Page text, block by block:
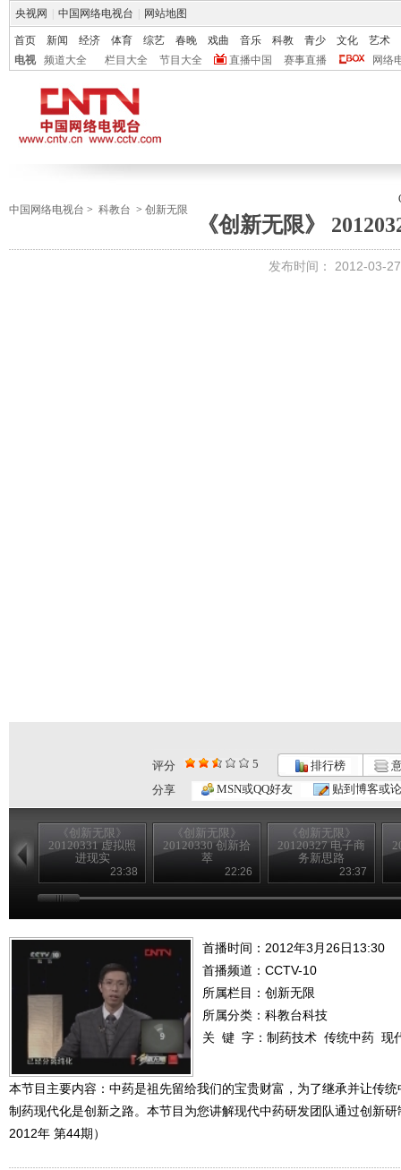
央视网 中国网络电视台 网站地图
首页 新闻 经济 体育 综艺 春晚 戏曲 音乐 科教 青少 文化
艺术
电视
频道大全 栏目大全 节目大全 直播中国 赛事直播 网络
中国网络电视台 > 科教台 > 创新无限
《创新无限》
发布时间： 2012-03-
评分 5 排行榜
分享
MSN或QQ好友 贴到博客或
《创新无限》
20120331 虚拟照
进现实
23:38
《创新无限》
20120330 创新拾
萃
22:26
《创新无限》
20120327 电子商
务新思路
23:37
首播时间：2012年3月26日13:30
首播频道： CCTV-10
所属栏目： 创新无限
所属分类：科教台科技
关 键 字： 制药技术 传统中药 现
本节目主要内容：中药是祖先留给我们的宝贵财富，为了继承并让传
制药现代化是创新之路。本节目为您讲解现代中药研发团队通过创新
2012年 第44期）